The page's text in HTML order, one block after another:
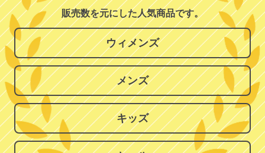
販売数を元にした人気商品です。
ウィメンズ
メンズ
キッズ